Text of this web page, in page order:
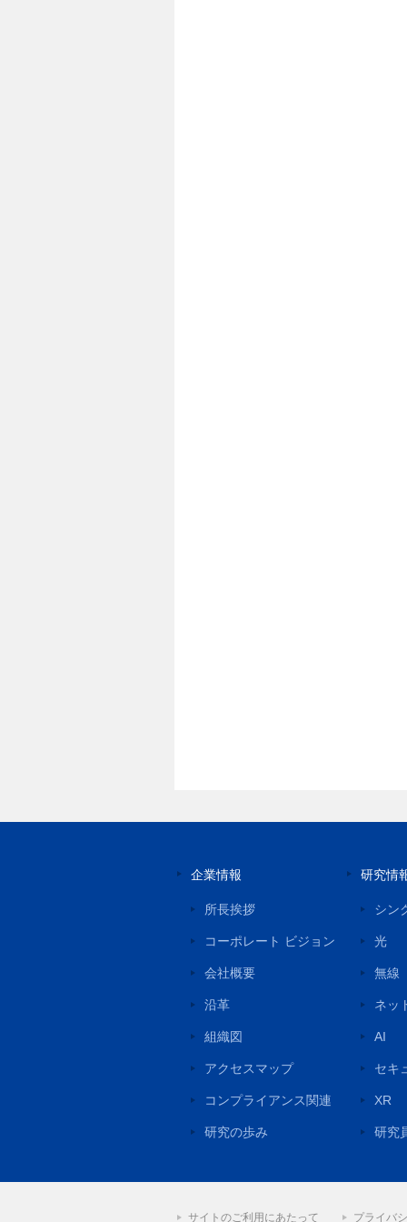
企業情報
所長挨拶
コーポレート ビジョン
会社概要
沿革
組織図
アクセスマップ
コンプライアンス関連
研究の歩み
研究情
シン
光
無線
ネッ
AI
セキ
XR
研究
サイトのご利用にあたって プライバ